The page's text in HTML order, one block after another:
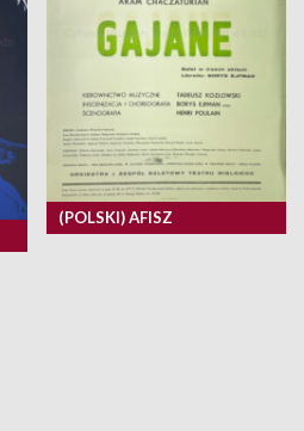
(POLSKI) AFISZ